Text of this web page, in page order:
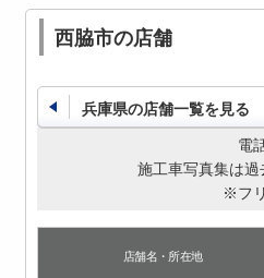
西脇市の店舗
兵庫県の店舗一覧を見る
電
施工車写真集は過
※フ
店舗名・所在地